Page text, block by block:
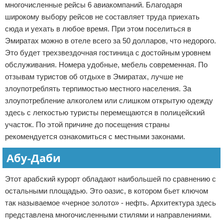
многочисленные рейсы 6 авиакомпаний. Благодаря
широкому выбору рейсов не составляет труда приехать
сюда и уехать в любое время. При этом поселиться в
Эмиратах можно в отеле всего за 50 долларов, что недорого.
Это будет трехзвездочная гостиница с достойным уровнем
обслуживания. Номера удобные, мебель современная. По
отзывам туристов об отдыхе в Эмиратах, лучше не
злоупотреблять терпимостью местного населения. За
злоупотребление алкоголем или слишком открытую одежду
здесь с легкостью туристы перемещаются в полицейский
участок. По этой причине до посещения страны
рекомендуется ознакомиться с местными законами.
Абу-Даби
Этот арабский курорт обладают наибольшей по сравнению с
остальными площадью. Это оазис, в котором бьет ключом
так называемое «черное золото» - нефть. Архитектура здесь
представлена многочисленными стилями и направлениями.